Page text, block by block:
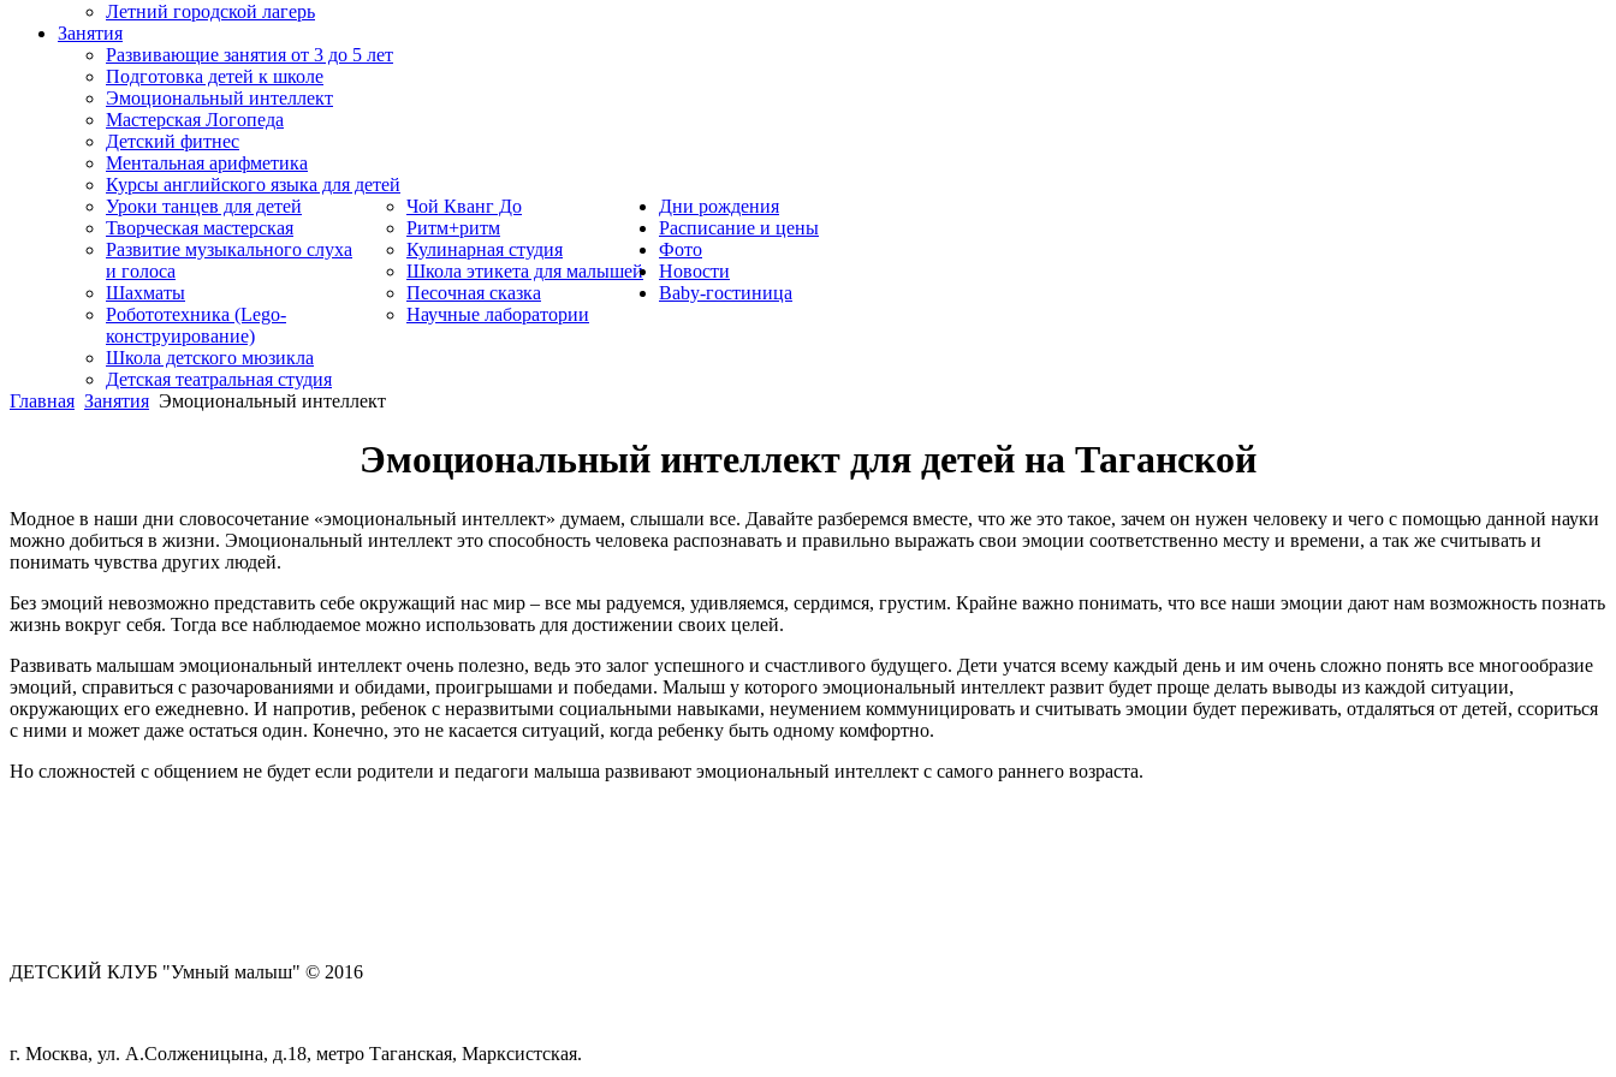
Летний городской лагерь
Занятия
Развивающие занятия от 3 до 5 лет
Подготовка детей к школе
Эмоциональный интеллект
Мастерская Логопеда
Детский фитнес
Ментальная арифметика
Курсы английского языка для детей
Уроки танцев для детей
Творческая мастерская
Развитие музыкального слуха
и голоса
Шахматы
Робототехника (Lego-
конструирование)
Школа детского мюзикла
Детская театральная студия
Чой Кванг До
Ритм+ритм
Кулинарная студия
Школа этикета для малышей
Песочная сказка
Научные лаборатории
Дни рождения
Расписание и цены
Фото
Новости
Baby-гостиница
Главная Занятия Эмоциональный интеллект
Эмоциональный интеллект для детей на Таганской
Модное в наши дни словосочетание «эмоциональный интеллект» думаем, слышали все. Давайте разберемся вместе, что же это такое, зачем он нужен человеку и чего с помощью данной науки
можно добиться в жизни. Эмоциональный интеллект это способность человека распознавать и правильно выражать свои эмоции соответственно месту и времени, а так же считывать и
понимать чувства других людей.
Без эмоций невозможно представить себе окружащий нас мир – все мы радуемся, удивляемся, сердимся, грустим. Крайне важно понимать, что все наши эмоции дают нам возможность познать
жизнь вокруг себя. Тогда все наблюдаемое можно использовать для достижении своих целей.
Развивать малышам эмоциональный интеллект очень полезно, ведь это залог успешного и счастливого будущего. Дети учатся всему каждый день и им очень сложно понять все многообразие
эмоций, справиться с разочарованиями и обидами, проигрышами и победами. Малыш у которого эмоциональный интеллект развит будет проще делать выводы из каждой ситуации,
окружающих его ежедневно. И напротив, ребенок с неразвитыми социальными навыками, неумением коммуницировать и считывать эмоции будет переживать, отдаляться от детей, ссориться
с ними и может даже остаться один. Конечно, это не касается ситуаций, когда ребенку быть одному комфортно.
Но сложностей с общением не будет если родители и педагоги малыша развивают эмоциональный интеллект с самого раннего возраста.
ДЕТСКИЙ КЛУБ "Умный малыш" © 2016
г. Москва, ул. А.Солженицына, д.18, метро Таганская, Марксистская.